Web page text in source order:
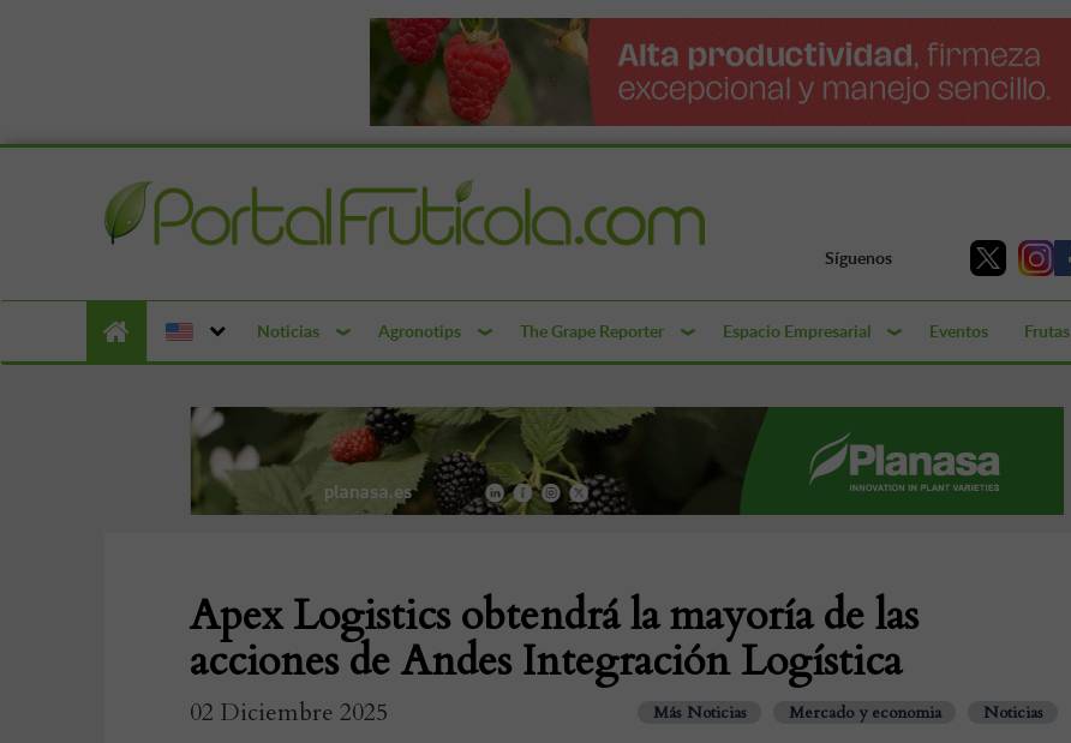
Síguenos
Noticias Agronotips The Grape Reporter Espacio Empresarial Eventos Frutas
Apex Logistics obtendrá la mayoría de las
acciones de Andes Integración Logística
02 Diciembre 2025 Más Noticias Mercado y economia Noticias